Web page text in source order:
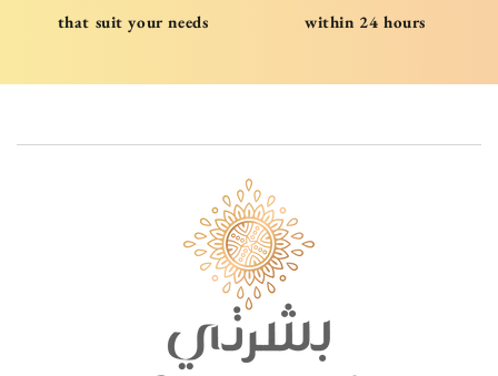
that suit your needs within 24 hours